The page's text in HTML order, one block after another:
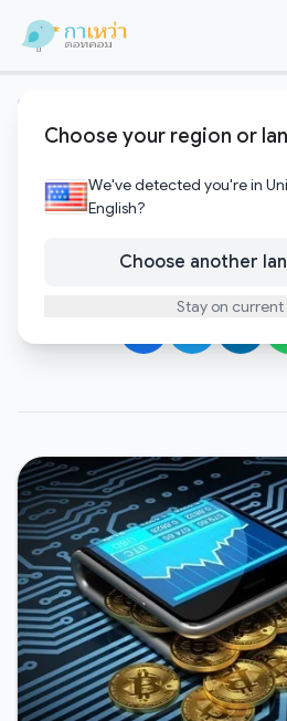
Choose your region or
We've detected you're in
English?
Choose another
Stay on current
คริปโตและบล๊อคเชน
Cryptocurrency คื
บ้าง
พฤศจิกายน 21, 2017• 1